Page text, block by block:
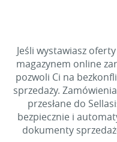
Jeśli wystawiasz
magazynem online
pozwoli Ci na
sprzedaży.
przesłane do
bezpiecznie i
dokumenty